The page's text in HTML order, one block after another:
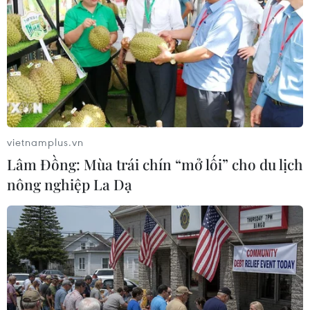
lịch bền vững. Trước mắt, xã huy động nguồn
lực xây dựng Điểm dừng chân, điểm du lịch
sinh thái Hồ Rà Hách-Suối Ruông; thành lập đội
văn nghệ dân gian, phục hồi đàn nước - một
nhạc cụ truyền thống độc đáo của đồng bào Ca
Dong.
vietnamplus.vn
Lâm Đồng: Mùa trái chín “mở lối” cho du lịch
nông nghiệp La Dạ